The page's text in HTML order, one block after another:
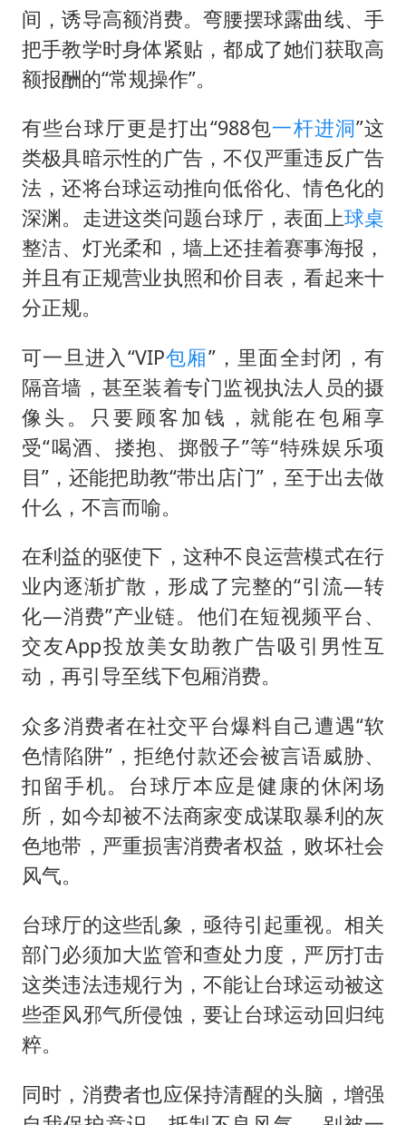
间，诱导高额消费。弯腰摆球露曲线、手
把手教学时身体紧贴，都成了她们获取高
额报酬的“常规操作”。
有些台球厅更是打出“988包一杆进洞”这
类极具暗示性的广告，不仅严重违反广告
法，还将台球运动推向低俗化、情色化的
深渊。走进这类问题台球厅，表面上球桌
整洁、灯光柔和，墙上还挂着赛事海报，
并且有正规营业执照和价目表，看起来十
分正规。
可一旦进入“VIP包厢”，里面全封闭，有
隔音墙，甚至装着专门监视执法人员的摄
像头。只要顾客加钱，就能在包厢享
受“喝酒、搂抱、掷骰子”等“特殊娱乐项
目”，还能把助教“带出店门”，至于出去做
什么，不言而喻。
在利益的驱使下，这种不良运营模式在行
业内逐渐扩散，形成了完整的“引流—转
化—消费”产业链。他们在短视频平台、
交友App投放美女助教广告吸引男性互
动，再引导至线下包厢消费。
众多消费者在社交平台爆料自己遭遇“软
色情陷阱”，拒绝付款还会被言语威胁、
扣留手机。台球厅本应是健康的休闲场
所，如今却被不法商家变成谋取暴利的灰
色地带，严重损害消费者权益，败坏社会
风气。
台球厅的这些乱象，亟待引起重视。相关
部门必须加大监管和查处力度，严厉打击
这类违法违规行为，不能让台球运动被这
些歪风邪气所侵蚀，要让台球运动回归纯
粹。
同时，消费者也应保持清醒的头脑，增强